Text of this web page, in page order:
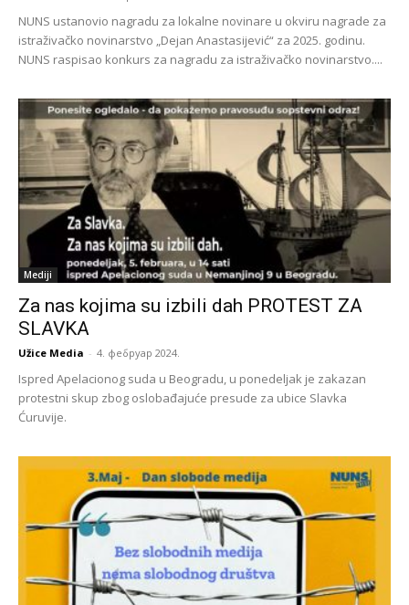
NUNS ustanovio nagradu za lokalne novinare u okviru nagrade za
istraživačko novinarstvo „Dejan Anastasijević“ za 2025. godinu.
NUNS raspisao konkurs za nagradu za istraživačko novinarstvo....
Mediji
Za nas kojima su izbili dah PROTEST ZA
SLAVKA
Užice Media - 4. фебруар 2024.
Ispred Apelacionog suda u Beogradu, u ponedeljak je zakazan
protestni skup zbog oslobađajuće presude za ubice Slavka
Ćuruvije.